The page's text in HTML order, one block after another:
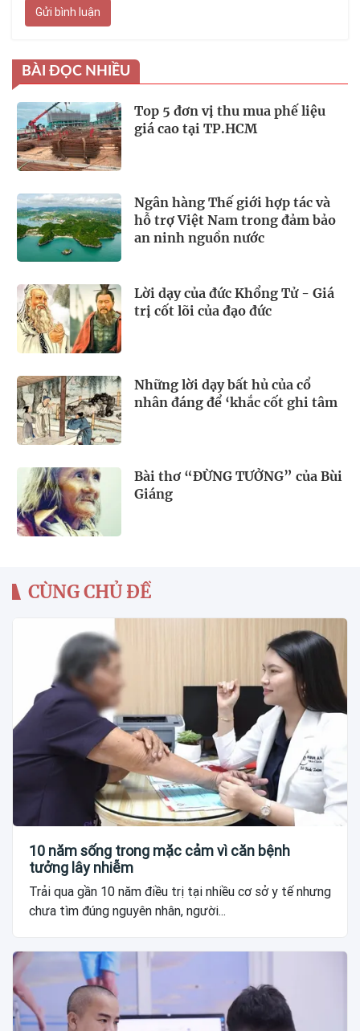
Gửi bình luận
BÀI ĐỌC NHIỀU
Top 5 đơn vị thu mua phế liệu
giá cao tại TP.HCM
Ngân hàng Thế giới hợp tác và
hỗ trợ Việt Nam trong đảm bảo
an ninh nguồn nước
Lời dạy của đức Khổng Tử - Giá
trị cốt lõi của đạo đức
Những lời dạy bất hủ của cổ
nhân đáng để ‘khắc cốt ghi tâm
Bài thơ “ĐỪNG TƯỞNG” của Bùi
Giáng
CÙNG CHỦ ĐỀ
10 năm sống trong mặc cảm vì căn bệnh
tưởng lây nhiễm
Trải qua gần 10 năm điều trị tại nhiều cơ sở y tế nhưng
chưa tìm đúng nguyên nhân, người...